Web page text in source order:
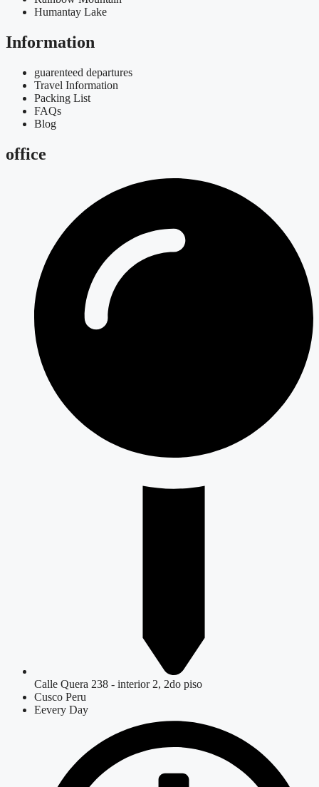
Humantay Lake
Information
guarenteed departures
Travel Information
Packing List
FAQs
Blog
office
Calle Quera 238 - interior 2, 2do piso
Cusco Peru
Eevery Day